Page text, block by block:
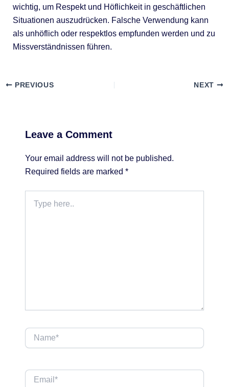
wichtig, um Respekt und Höflichkeit in geschäftlichen
Situationen auszudrücken. Falsche Verwendung kann
als unhöflich oder respektlos empfunden werden und zu
Missverständnissen führen.
PREVIOUS NEXT
Leave a Comment
Your email address will not be published.
Required fields are marked *
here..
Name*
Email*